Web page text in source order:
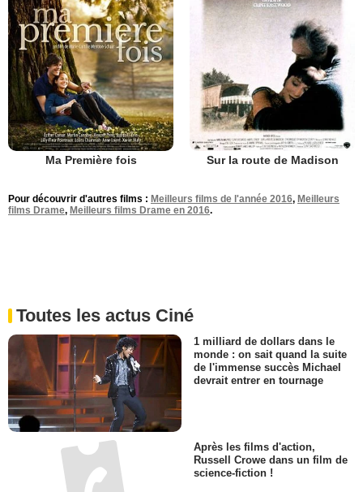
Ma Première fois Sur la route de Madison
Pour découvrir d'autres films : Meilleurs films de l'année 2016, Meilleurs
films Drame, Meilleurs films Drame en 2016.
Toutes les actus Ciné
1 milliard de dollars dans le
monde : on sait quand la suite
de l'immense succès Michael
devrait entrer en tournage
Après les films d'action,
Russell Crowe dans un film de
science-fiction !